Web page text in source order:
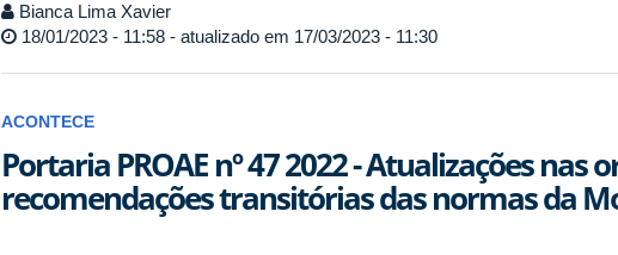
Bianca Lima Xavier
18/01/2023 - 11:58 - atualizado em 17/03/2023 - 11:30
ACONTECE
Portaria PROAE nº 47 2022 - Atualizações nas
recomendações transitórias das normas da